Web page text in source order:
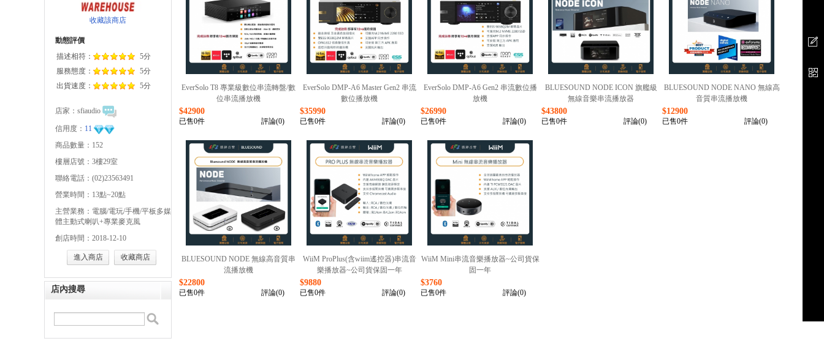
收藏該商店
動態評價
描述相符：
5分
服務態度：
5分
出貨速度：
5分
店家： sfiaudio
信用度： 11
商品數量：152
樓層店號：3樓29室
聯絡電話：(02)23563491
營業時間：13點~20點
主營業務：電腦/電玩/手機/平板多媒
體主動式喇叭+專業麥克風
創店時間：2018-12-10
進入商店 收藏商店
店內搜尋
EverSolo T8 專業級數位串流轉盤/數
位串流播放機
$42900
已售0件 評論(0)
EverSolo DMP-A6 Master Gen2 串流
數位播放機
$35990
已售0件 評論(0)
EverSolo DMP-A6 Gen2 串流數位播
放機
$26990
已售0件 評論(0)
BLUESOUND NODE ICON 旗艦級
無線音樂串流播放器
$43800
已售0件 評論(0)
BLUESOUND NODE NANO 無線高
音質串流播放機
$12900
已售0件 評論(0)
BLUESOUND NODE 無線高音質串
流播放機
$22800
已售0件 評論(0)
WiiM ProPlus(含wiim遙控器)串流音
樂播放器~公司貨保固一年
$9880
已售0件 評論(0)
WiiM Mini串流音樂播放器~公司貨保
固一年
$3760
已售0件 評論(0)